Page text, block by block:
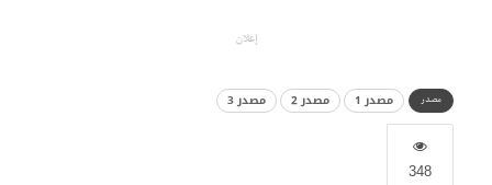
إعلان
مصدر مصدر 1 مصدر 2 مصدر 3
348